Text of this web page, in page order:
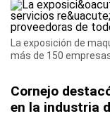
La exposición de
más de 150
Cornejo
en la industria